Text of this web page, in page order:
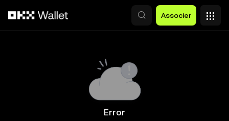
Associer
Error